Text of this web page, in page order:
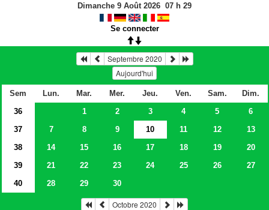
Dimanche 9 Août 2026 07 h 29
Se connecter
Septembre 2020
Aujourd'hui
Sem Lun. Mar. Mer. Jeu. Ven. Sam.
Dim.
36
1 2 3 4 5
6
37
7 8 9 10 11 12
13
38
14 15 16 17 18 19
20
39
21 22 23 24 25 26
27
40
28 29 30
Octobre 2020